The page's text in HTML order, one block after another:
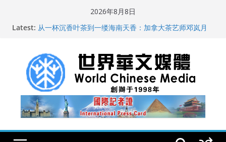
2026年8月8日
Latest: 世界华文大众传播媒体协会公开声明
全球新闻业正面临“代际脱钩”
纽约州拟率先立法规范AI“隐形爬虫” 引发新闻与科技界激
烈讨论
玛雅的世界